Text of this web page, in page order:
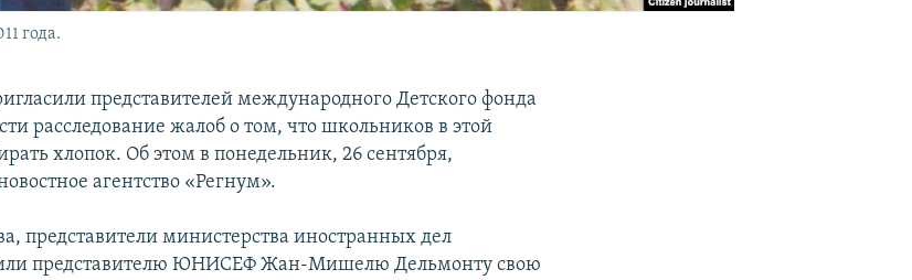
года.
представителей международного Детского фонда
расследование жалоб о том, что школьников в этой
хлопок. Об этом в понедельник, 26 сентября,
агентство «Регнум».
представители министерства иностранных дел
представителю ЮНИСЕФ Жан-Мишелю Дельмонту свою